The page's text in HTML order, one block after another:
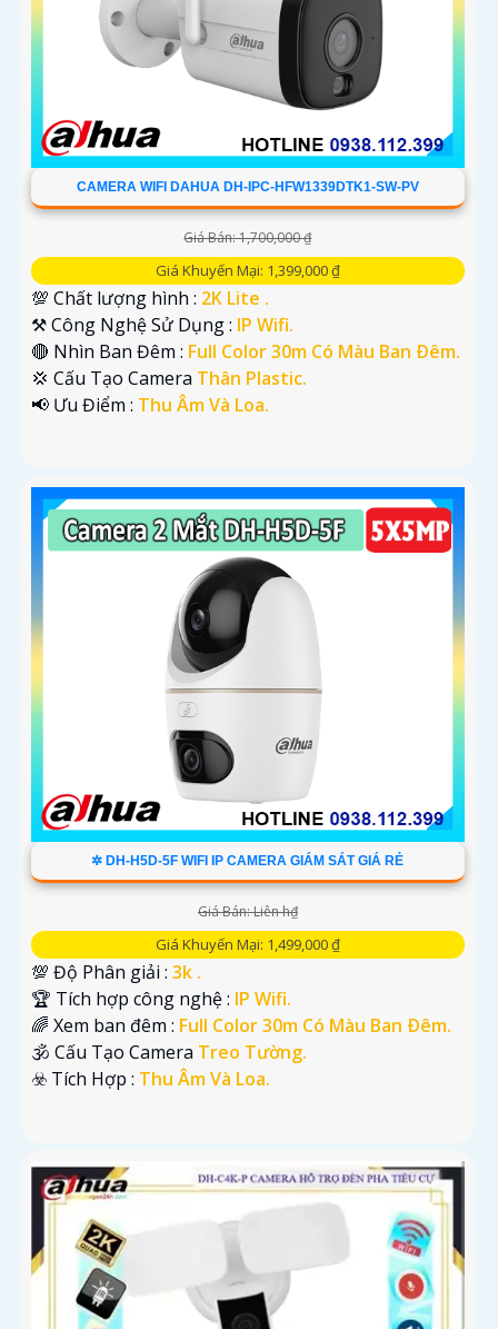
CAMERA WIFI DAHUA DH-IPC-HFW1339DTK1-SW-PV
Giá Bán: 1,700,000 ₫
Giá Khuyến Mại: 1,399,000 ₫
💯 Chất lượng hình : 2K Lite .
⚒ Công Nghệ Sử Dụng : IP Wifi.
🔴 Nhìn Ban Đêm : Full Color 30m Có Màu Ban Ðêm.
💢 Cấu Tạo Camera Thân Plastic.
️📢 Ưu Điểm : Thu Âm Và Loa.
✲ DH-H5D-5F WIFI IP CAMERA GIÁM SÁT GIÁ RẺ
Giá Bán: Liên h₫
Giá Khuyến Mại: 1,499,000 ₫
💯 Độ Phân giải : 3k .
🏆 Tích hợp công nghệ : IP Wifi.
🌈 Xem ban đêm : Full Color 30m Có Màu Ban Ðêm.
🕉️ Cấu Tạo Camera Treo Tường.
️☣️ Tích Hợp : Thu Âm Và Loa.